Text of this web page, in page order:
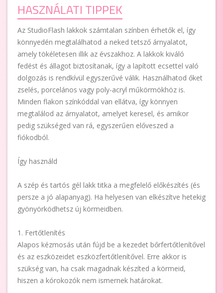
HASZNÁLATI TIPPEK
Az StudioFlash lakkok számtalan színben érhetők el, így
könnyedén megtalálhatod a neked tetsző árnyalatot,
amely tökéletesen illik az évszakhoz. A lakkok kiváló
fedést és állagot biztosítanak, így a lapított ecsettel való
dolgozás is rendkívül egyszerűvé válik. Használhatod őket
zselés, porcelános vagy poly-acryl műkörmökhöz is.
Minden flakon színkóddal van ellátva, így könnyen
megtalálod az árnyalatot, amelyet keresel, és amikor
pedig szükséged van rá, egyszerűen előveszed a
fiókodból.
Így használd
A szép és tartós gél lakk titka a megfelelő előkészítés (és
persze a jó alapanyag). Ha helyesen van elkészítve hetekig
gyönyörködhetsz új körmeidben.
1. Fertőtlenítés
Alapos kézmosás után fújd be a kezedet bőrfertőtlenítővel
és az eszközeidet eszközfertőtlenítővel. Erre akkor is
szükség van, ha csak magadnak készíted a körmeid,
hiszen a kórokozók nem ismernek határokat.